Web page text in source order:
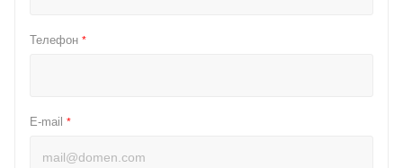
Телефон *
E-mail *